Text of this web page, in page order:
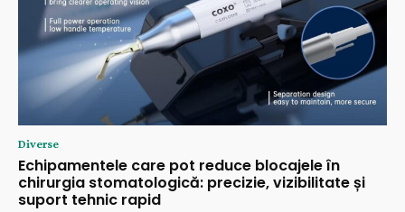
Diverse
Echipamentele care pot reduce blocajele în
chirurgia stomatologică: precizie, vizibilitate și
suport tehnic rapid